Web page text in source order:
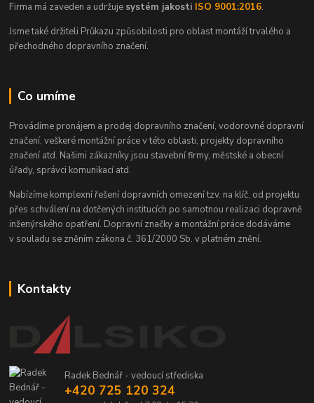
Firma má zaveden a udržuje systém jakosti ISO 9001:2016.
Jsme také držiteli Průkazu způsobilosti pro oblast montáží trvalého a
přechodného dopravního značení.
Co umíme
Provádíme pronájem a prodej dopravního značení, vodorovné dopravní
značení, veškeré montážní práce v této oblasti, projekty dopravního
značení atd. Našimi zákazníky jsou stavební firmy, městské a obecní
úřady, správci komunikací atd.
Nabízíme komplexní řešení dopravních omezení tzv. na klíč, od projektu
přes schválení na dotčených institucích po samotnou realizaci dopravně
inženýrského opatření. Dopravní značky a montážní práce dodáváme
v souladu se zněním zákona č. 361/2000 Sb. v platném znění.
Kontakty
Radek Bednář - vedoucí střediska
+420 725 120 324